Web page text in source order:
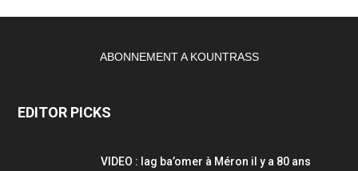
ABONNEMENT A KOUNTRASS
EDITOR PICKS
VIDEO : lag ba’omer à Méron il y a 80 ans